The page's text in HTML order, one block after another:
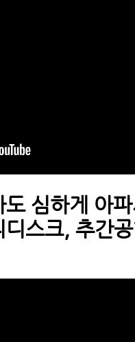
심하게 아
스크, 추간